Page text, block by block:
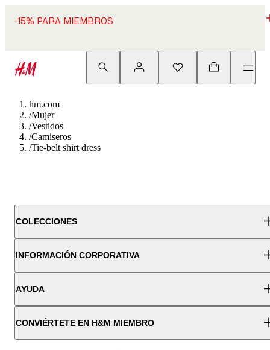
-15% PARA MIEMBROS
hm.com
/Mujer
/Vestidos
/Camiseros
/Tie-belt shirt dress
COLECCIONES
INFORMACIÓN CORPORATIVA
AYUDA
CONVIÉRTETE EN H&M MIEMBRO